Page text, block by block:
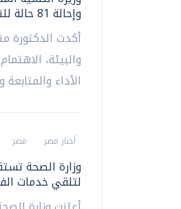
وإحالة 81 حالة للنيابات
أكدت الدكتورة
والبيئة،
الأداء
أخبار مصر مصر
لتلقي خدمات